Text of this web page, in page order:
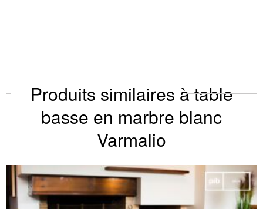
Produits similaires à table
basse en marbre blanc
Varmalio